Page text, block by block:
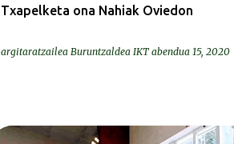
Txapelketa ona Nahiak Oviedon
argitaratzailea Buruntzaldea IKT abendua 15, 2020